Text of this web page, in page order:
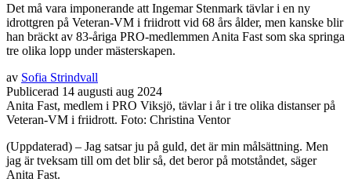
Det må vara imponerande att Ingemar Stenmark tävlar i en ny
idrottgren på Veteran-VM i friidrott vid 68 års ålder, men kanske blir
han bräckt av 83-åriga PRO-medlemmen Anita Fast som ska springa
tre olika lopp under mästerskapen.
av Sofia Strindvall
Publicerad 14 augusti aug 2024
Anita Fast, medlem i PRO Viksjö, tävlar i år i tre olika distanser på
Veteran-VM i friidrott. Foto: Christina Ventor
(Uppdaterad) – Jag satsar ju på guld, det är min målsättning. Men
jag är tveksam till om det blir så, det beror på motståndet, säger
Anita Fast.